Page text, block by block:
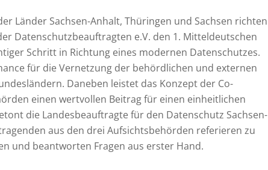
Länder Sachsen-Anhalt, Thüringen und Sachsen richten
Datenschutzbeauftragten e.V. den 1. Mitteldeutschen
Schritt in Richtung eines modernen Datenschutzes.
für die Vernetzung der behördlichen und externen
Daneben leistet das Konzept der Co-
einen wertvollen Beitrag für einen einheitlichen
die Landesbeauftragte für den Datenschutz Sachsen-
aus den drei Aufsichtsbehörden referieren zu
und beantworten Fragen aus erster Hand.